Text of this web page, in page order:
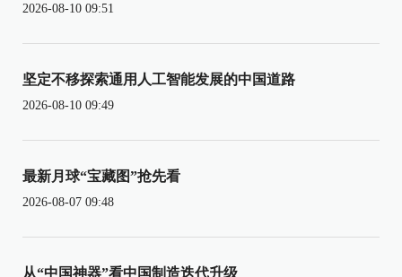
2026-08-10 09:51
坚定不移探索通用人工智能发展的中国道路
2026-08-10 09:49
最新月球“宝藏图”抢先看
2026-08-07 09:48
从“中国神器”看中国制造迭代升级